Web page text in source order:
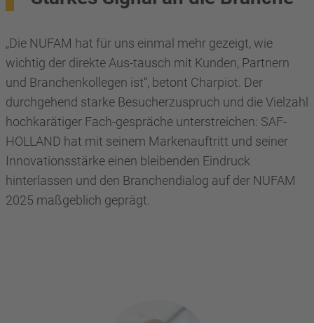
„Die NUFAM hat für uns einmal mehr gezeigt, wie
wichtig der direkte Aus-tausch mit Kunden, Partnern
und Branchenkollegen ist“, betont Charpiot. Der
durchgehend starke Besucherzuspruch und die Vielzahl
hochkarätiger Fach-gespräche unterstreichen: SAF-
HOLLAND hat mit seinem Markenauftritt und seiner
Innovationsstärke einen bleibenden Eindruck
hinterlassen und den Branchendialog auf der NUFAM
2025 maßgeblich geprägt.